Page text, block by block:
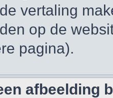
vertaling
op de
pagina).
afbeelding